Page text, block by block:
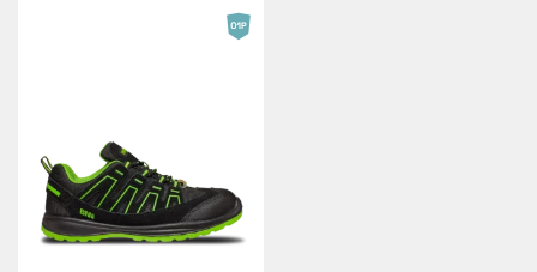
ΕΡΓΑΣΤΉΡΙΟ BENNON
ΕΠΙΚΟΙΝΩΝΊΑ
ΕΠΙΣΤΡΟΦΈΣ